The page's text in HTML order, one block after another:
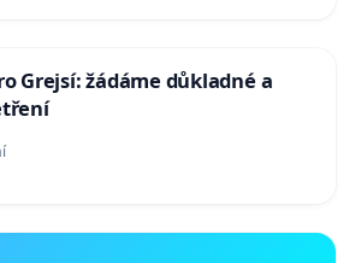
Grejsí: žádáme důkladné a